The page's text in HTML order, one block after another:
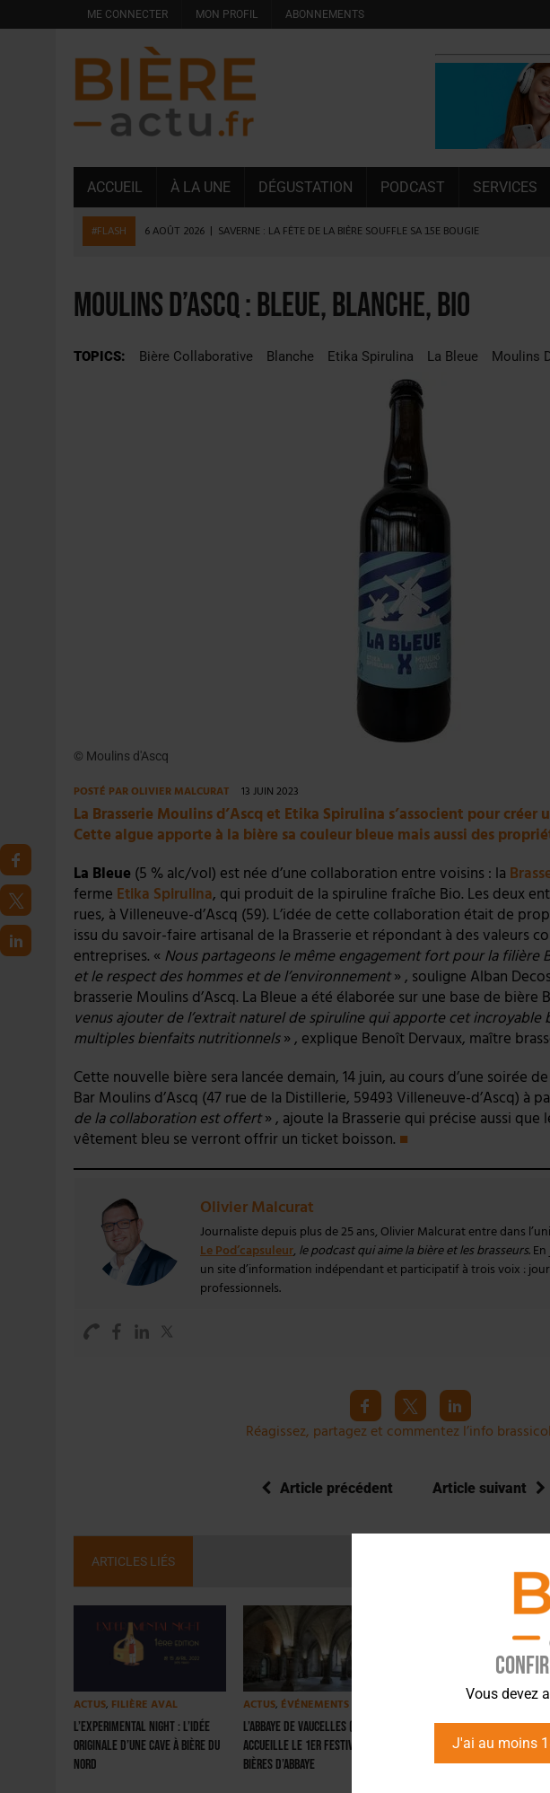
Vous devez
J'ai au moins
ME CONNECTER MON PROFIL ABONNEMENTS
ACCUEIL À LA UNE DÉGUSTATION PODCAST SERVICES
#FLASH 6 AOÛT 2026 SAVERNE : LA FÊTE DE LA BIÈRE SOUFFLE SA 15E BOUGIE
5 AOÛT 2026 | ISÈRE : LA BRASSERIE DU DAUPHINÉ AUGMENTE SA CAPACITÉ DE 50 %
4 AOÛT 2026 | DESPERADOS AVENIDA : 3 INNOVATIONS LATINES DE L’ÉTÉ
4 AOÛT 2026 LA GÉNÉRATION Z ET LA MODÉRATION RÉINVENTENT LE MARCHÉ [ÉTUDE]
CONSOMMATION : LA VISION DU GROUPE ANTHONY MARTIN
PODCAST – BRASSERIE SAINTE COLOMBE, 30 ANS, PIONNIÈRE EN ILLE-ET-VILAINE
LA GRANDE RÉSERVE 2026 CÉLÈBRE LES 70 ANS DE LA CHIMAY BLEUE
Moulins d’Ascq : Bleue, Blanche, Bio
TOPICS: Bière Collaborative Blanche Etika Spirulina La Bleue Moulins
© Moulins d'Ascq
POSTÉ PAROLIVIER MALCURAT 13 JUIN 2023
La Brasserie Moulins d’Ascq et Etika Spirulina s’associent pour créer
Cette algue apporte à la bière sa couleur bleue mais aussi des
La Bleue (5 % alc/vol) est née d’une collaboration entre voisins : la
ferme Etika Spirulina, qui produit de la spiruline fraîche Bio. Les deux
rues, à Villeneuve-d’Ascq (59). L’idée de cette collaboration était de
issu du savoir-faire artisanal de la Brasserie et répondant à des valeurs
entreprises. « Nous partageons le même engagement fort pour la filière
et le respect des hommes et de l’environnement» , souligne Alban
brasserie Moulins d’Ascq. La Bleue a été élaborée sur une base de bière
venus ajouter de l’extrait naturel de spiruline qui apporte cet
multiples bienfaits nutritionnels» , explique Benoît Dervaux, maître
Cette nouvelle bière sera lancée demain, 14 juin, au cours d’une soirée
Bar Moulins d’Ascq (47 rue de la Distillerie, 59493 Villeneuve-d’Ascq) à
de la collaboration est offert» , ajoute la Brasserie qui précise aussi
vêtement bleu se verront offrir un ticket boisson. ■
Olivier Malcurat
Journaliste depuis plus de 25 ans, Olivier Malcurat entre dans
Le Pod’capsuleur, le podcast qui aime la bière et les brasseurs.
un site d’information indépendant et participatif à trois voix :
professionnels.
Réagissez, partagez et commentez l’info
Article précédent Article suivant
ARTICLES LIÉS
ACTUS, FILIÈRE AVAL
L’Experimental Night : l’idée
originale d’une cave à bière du
Nord
ACTUS, ÉVÉNEMENTS
L’abbaye de Vaucelles (Nord)
accueille le 1er Festival des
Bières d’Abbaye
Fêtez Pâques avec une
chasse… à la bière !